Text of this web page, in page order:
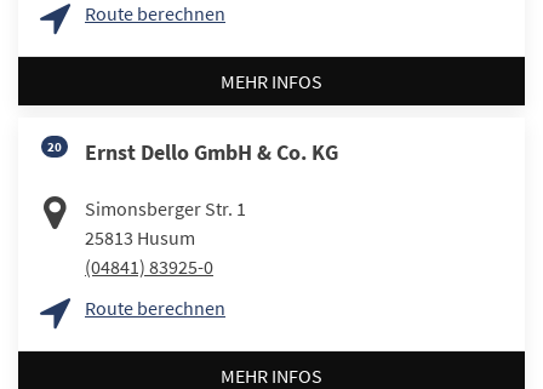
Route berechnen
MEHR INFOS
20 Ernst Dello GmbH & Co. KG
Simonsberger Str. 1
25813 Husum
(04841) 83925-0
Route berechnen
MEHR INFOS